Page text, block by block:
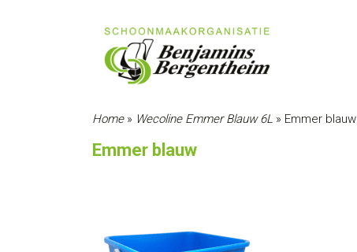
Home» Wecoline Emmer Blauw 6L » Emmer blauw
Emmer blauw